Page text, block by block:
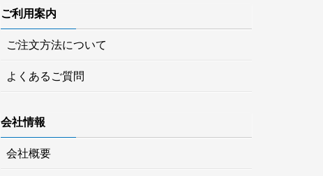
ご利用案内
ご注文方法について
よくあるご質問
会社情報
会社概要